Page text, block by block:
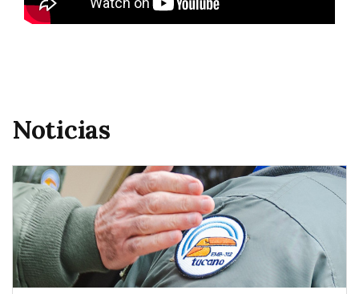
Noticias